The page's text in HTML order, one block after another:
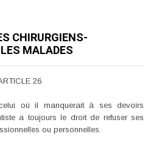
CHIRURGIENS-
MALADES
26
où il manquerait à ses devoirs
a toujours le droit de refuser ses
ou personnelles.